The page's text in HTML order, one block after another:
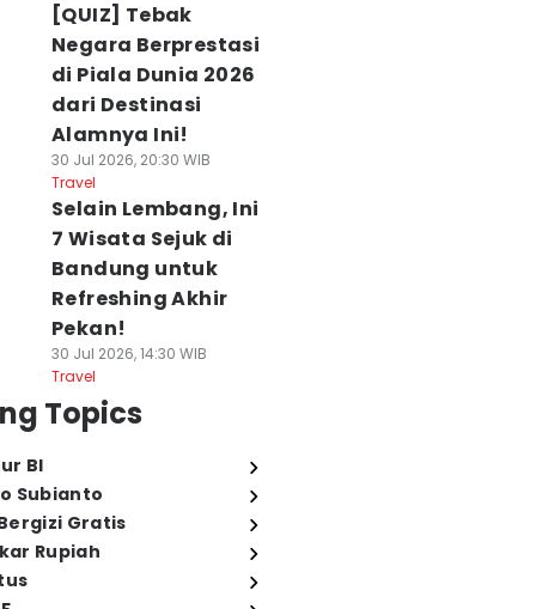
[QUIZ] Tebak
Negara Berprestasi
di Piala Dunia 2026
dari Destinasi
Alamnya Ini!
30 Jul 2026, 20:30 WIB
Travel
Selain Lembang, Ini
7 Wisata Sejuk di
Bandung untuk
Refreshing Akhir
Pekan!
30 Jul 2026, 14:30 WIB
Travel
Topics
BI
Subianto
Gratis
Rupiah